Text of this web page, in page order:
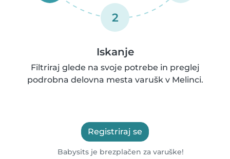
2
Iskanje
Filtriraj glede na svoje potrebe in preglej
podrobna delovna mesta varušk v Melinci.
Registriraj se
Babysits je brezplačen za varuške!